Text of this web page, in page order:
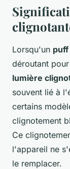
Lorsqu'un
déroutant
lumière
souvent lié à
certains
clignotement
Ce
l'appareil ne
le remplacer.